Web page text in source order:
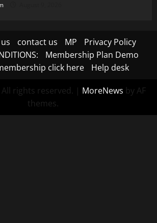
contact us MP
Privacy Policy
Membership Plan Demo
click here Help desk
rights reserved. | MoreNews by AF
themes.